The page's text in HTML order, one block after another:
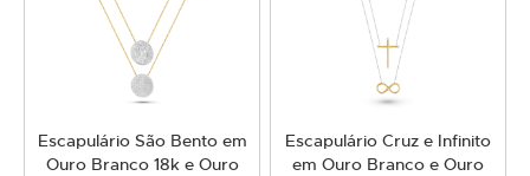
Escapulário São Bento em
Ouro Branco 18k e Ouro
Escapulário Cruz e Infinito
em Ouro Branco e Ouro